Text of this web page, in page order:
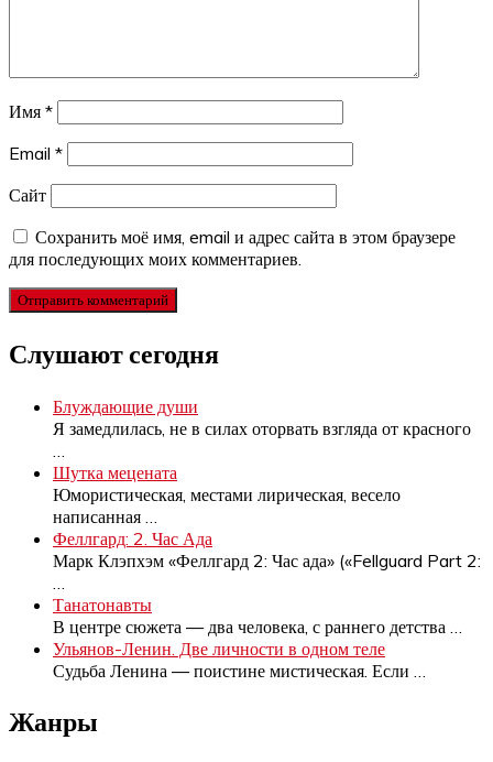
Имя *
Email *
Сайт
Сохранить моё имя, email и адрес сайта в этом браузере
для последующих моих комментариев.
Слушают сегодня
Блуждающие души
Я замедлилась, не в силах оторвать взгляда от красного
Шутка мецената
Юмористическая, местами лирическая, весело
написанная
Феллгард: 2. Час Ада
Марк Клэпхэм «Феллгард 2: Час ада» («Fellguard Part 2:
Танатонавты
В центре сюжета — два человека, с раннего детства
Ульянов-Ленин. Две личности в одном теле
Судьба Ленина — поистине мистическая. Если
Жанры